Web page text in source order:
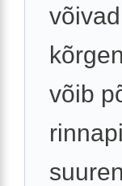
võib